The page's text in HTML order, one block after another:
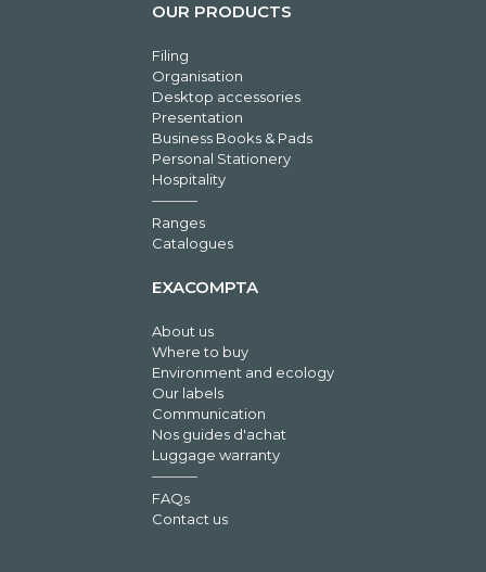
OUR PRODUCTS
Filing
Organisation
Desktop accessories
Presentation
Business Books & Pads
Personal Stationery
Hospitality
Ranges
Catalogues
EXACOMPTA
About us
Where to buy
Environment and ecology
Our labels
Communication
Nos guides d'achat
Luggage warranty
FAQs
Contact us